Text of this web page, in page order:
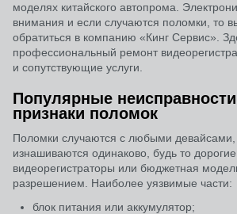
моделях китайского автопрома.
внимания и если случаются поломки, то
обратиться в компанию «Кинг Сервис».
профессиональный ремонт
и сопутствующие услуги.
Популярные
признаки поломок
Поломки случаются с любыми девайсами,
изнашиваются одинаково, будь то
видеорегистраторы или бюджетная
разрешением. Наиболее уязвимые части:
блок питания или аккумулятор;